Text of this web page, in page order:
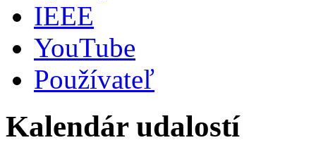
IEEE
YouTube
Používateľ
Kalendár udalostí